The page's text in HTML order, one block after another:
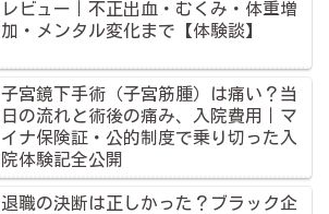
レビュー｜不正出血・むくみ・体重増
加・メンタル変化まで【体験談】
子宮鏡下手術（子宮筋腫）は痛い？当
日の流れと術後の痛み、入院費用｜マ
イナ保険証・公的制度で乗り切った入
院体験記全公開
退職の決断は正しかった？ブラック企